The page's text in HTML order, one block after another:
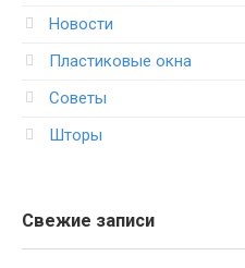
Новости
Пластиковые окна
Советы
Шторы
Свежие записи